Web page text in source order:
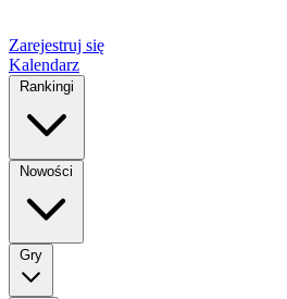
Zarejestruj się
Kalendarz
Rankingi
Nowości
Gry